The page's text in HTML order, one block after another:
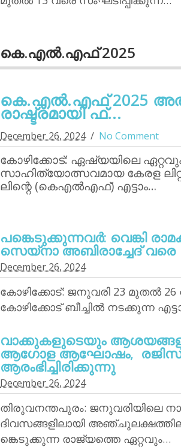
കെ.എല്‍.എഫ് 2025
കെ.എല്‍.എഫ് 2025
രാഷ്ട്രമായി ഫ്...
December 26, 2024 No Comment
കോഴിക്കോട്: ഏഷ്യയിലെ
സാഹിത്യോത്സവമായ കേരള
ലിന്റെ (കെഎല്‍എഫ്) എട്ടാം…
പങ്കെടുക്കുന്നവര്‍: വെങ്കി
സെയ്‌നാ അബിരാച്ചേദ് വരെ
December 26, 2024
കോഴിക്കോട്: ജനുവരി 23 മുതല്‍ 26
കോഴിക്കോട് ബീച്ചില്‍ നടക്കുന്ന
വാക്കുകളുടെയും
ആഗോള ആഘോഷം,
ആരംഭിച്ചിരിക്കുന്നു
December 26, 2024
തിരുവനന്തപുരം: ജനുവരിയിലെ
ദിവസങ്ങളിലായി
ങ്കെടുക്കുന്ന രാജ്യത്തെ ഏറ്റവും…